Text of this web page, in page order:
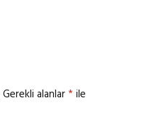
Gerekli alanlar* ile